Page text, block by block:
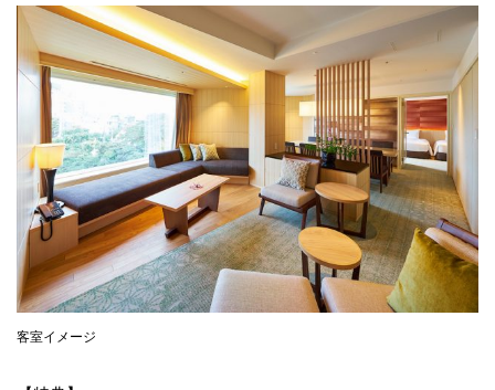
客室イメージ